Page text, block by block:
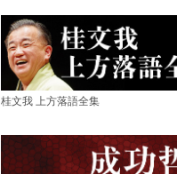
桂文我 上方落語全集